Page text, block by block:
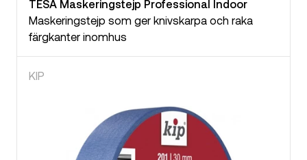
TESA Maskeringstejp Professional Indoor
Maskeringstejp som ger knivskarpa och raka
färgkanter inomhus
KIP